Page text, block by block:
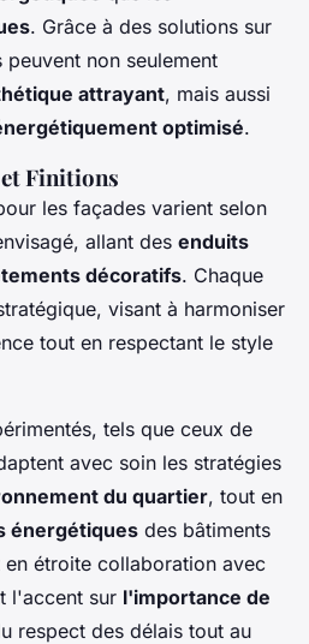
. Grâce à des solutions sur
non seulement
attrayant, mais aussi
optimisé.
Finitions
les façades varient selon
allant des enduits
décoratifs. Chaque
visant à harmoniser
tout en respectant le style
tels que ceux de
avec soin les stratégies
du quartier, tout en
énergétiques des bâtiments
en étroite collaboration avec
l'accent sur l'importance de
respect des délais tout au